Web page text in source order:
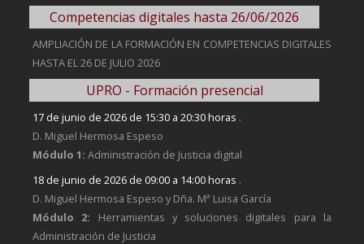
Competencias digitales hasta 26/06/2026
AMPLIACIÓN DE LA FORMACIÓN EN COMPETENCIAS DIGITALES
HASTA EL 26 DE JULIO 2026
UPRO - Formación presencial
17 de junio de 2026 de 15:30 a 20:30 horas .
D. Miguel Hermosa Espeso
Módulo 1: Administración de Justicia digital
18 de junio de 2026 de 09:00 a 14:00 horas .
D. Miguel Hermosa Espeso y Dña. Mª Luisa García
Módulo 2: Herramientas y soluciones digitales para la
Administración de Justicia